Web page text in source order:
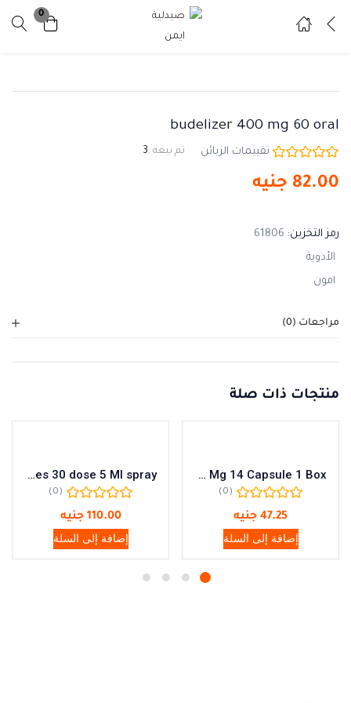
0
تسجيل
ادخل اسم المستخدم وكلمة المرور للدخول.
budelizer 400 mg 60 oral
تقييمات الزبائن تم بيعه :3
82.00 جنيه
رمز التخزين: 61806
الأدوية
امون
مراجعات (0)
منتجات ذات صلة
Pepzol 40 Mg 14 Capsule 1 Box
(0)
47.25 جنيه
إضافة إلى السلة
Physiomer Baby Unidoses 30 dose 5 Ml spray
(0)
110.00 جنيه
إضافة إلى السلة